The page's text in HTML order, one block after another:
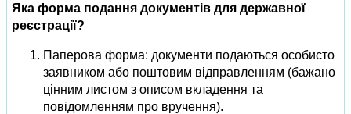
Яка форма подання документів для державної
реєстрації?
Паперова форма: документи подаються особисто
заявником або поштовим відправленням (бажано
цінним листом з описом вкладення та
повідомленням про вручення).